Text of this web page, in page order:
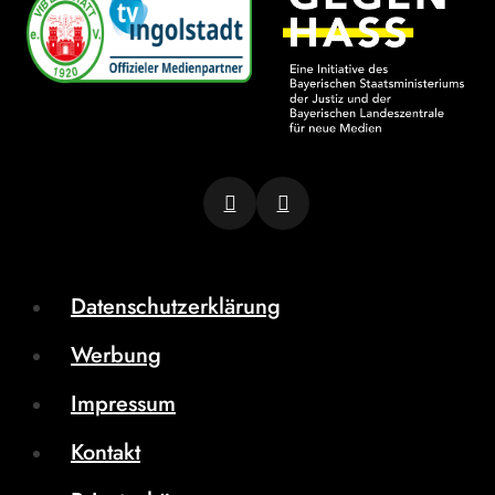
Datenschutzerklärung
Werbung
Impressum
Kontakt